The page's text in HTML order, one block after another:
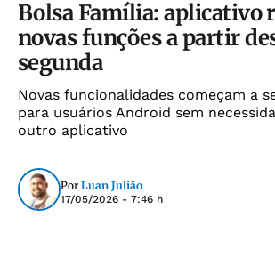
Bolsa Família: aplicativo
novas funções a partir
segunda
Novas funcionalidades começam a
para usuários Android sem
outro aplicativo
Por Luan Julião
17/05/2026 - 7:46 h